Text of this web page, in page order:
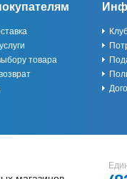
товара